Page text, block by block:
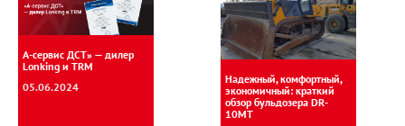
А-сервис ДСТ» — дилер
Lonking и TRM
05.06.2024
Надежный, комфортный,
экономичный: краткий
обзор бульдозера DR-
10MT